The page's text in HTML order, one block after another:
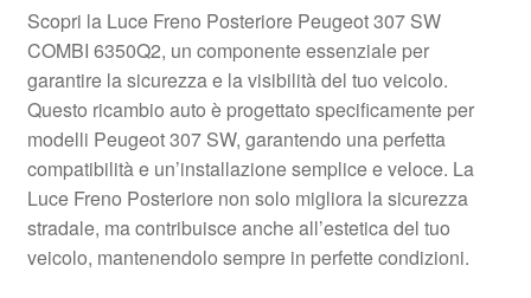
Il mio account
Pagamenti
Politica sulla riservatezza
Procedura di Reclamo
Registratore di cassa
Scopri la Luce Freno Posteriore Peugeot 307 SW
COMBI 6350Q2, un componente essenziale per
garantire la sicurezza e la visibilità del tuo veicolo.
Questo ricambio auto è progettato specificamente per
modelli Peugeot 307 SW, garantendo una perfetta
compatibilità e un’installazione semplice e veloce. La
Luce Freno Posteriore non solo migliora la sicurezza
stradale, ma contribuisce anche all’estetica del tuo
veicolo, mantenendolo sempre in perfette condizioni.